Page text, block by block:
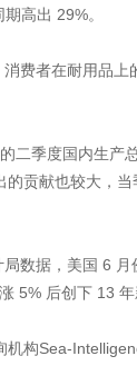
期高出 29%。
消费者在耐用品上
二季度国内生产
的贡献也较大，
数据，美国 6 月
5% 后创下13 年
机构Sea-